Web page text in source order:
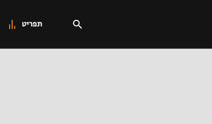
תפריט